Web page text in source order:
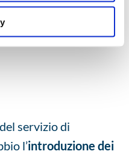
servizio di
l’introduzione dei